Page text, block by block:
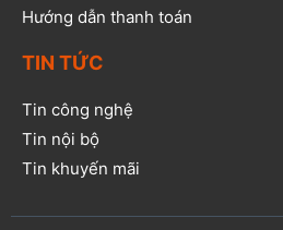
Hướng dẫn thanh toán
TIN TỨC
Tin công nghệ
Tin nội bộ
Tin khuyến mãi